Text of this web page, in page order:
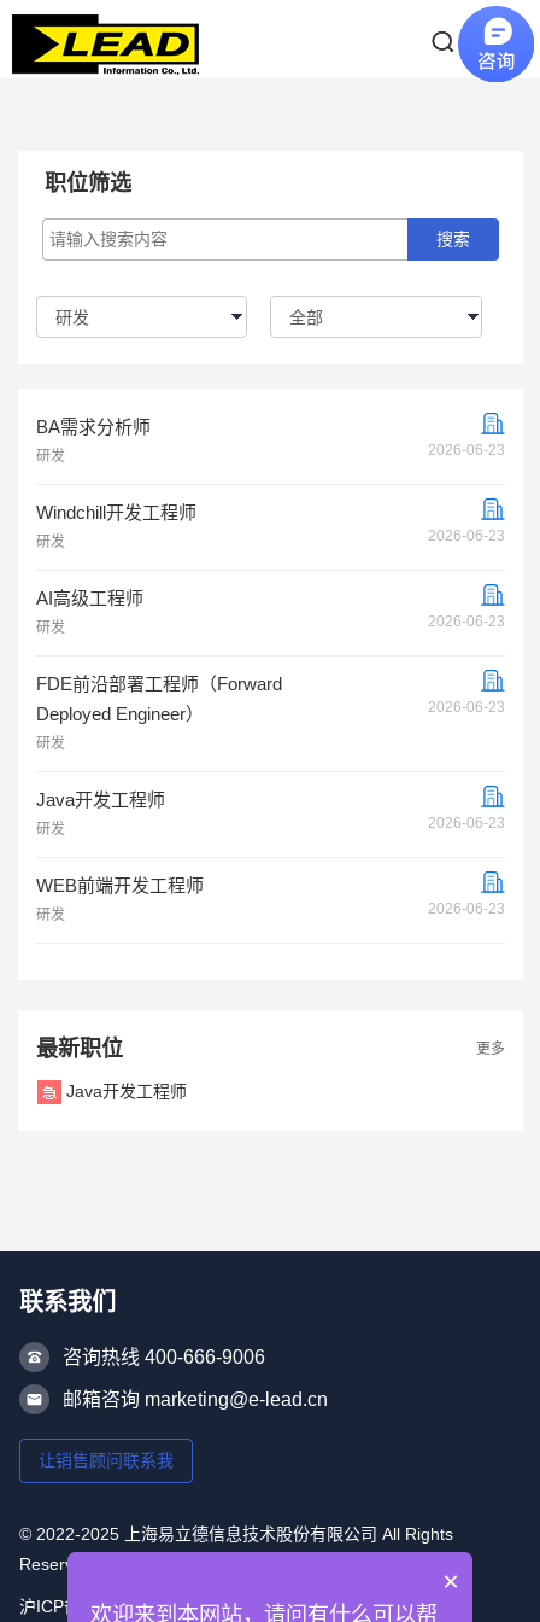
职位筛选
研发 全部
BA需求分析师
研发 2026-06-23
Windchill开发工程师
研发 2026-06-23
AI高级工程师
研发 2026-06-23
FDE前沿部署工程师（Forward
Deployed Engineer）
研发
2026-06-23
Java开发工程师
研发 2026-06-23
WEB前端开发工程师
研发 2026-06-23
最新职位 更多
Java开发工程师
联系我们
咨询热线 400-666-9006
邮箱咨询 marketing@e-lead.cn
让销售顾问联系我
© 2022-2025 上海易立德信息技术股份有限公司 All Rights
Reserved
沪ICP备16053493号-1
×
欢迎来到本网站，请问有什么可以帮